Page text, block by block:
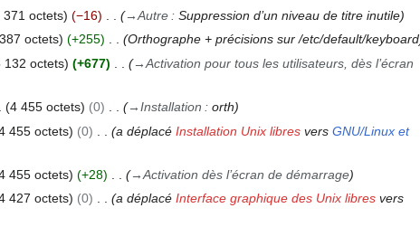
371 octets −16 →Autre: Suppression d’un niveau de titre inutile
octets +255
Orthographe + précisions sur /etc/default/keyboard
132 octets +677 →Activation pour tous les utilisateurs, dès l’écran
4 455 octets 0 →Installation : orth
455 octets 0 a déplacé Installation Unix libresvers GNU/Linux et
455 octets +28 →Activation dès l’écran de démarrage
427 octets 0 a déplacé Interface graphique des Unix libresvers